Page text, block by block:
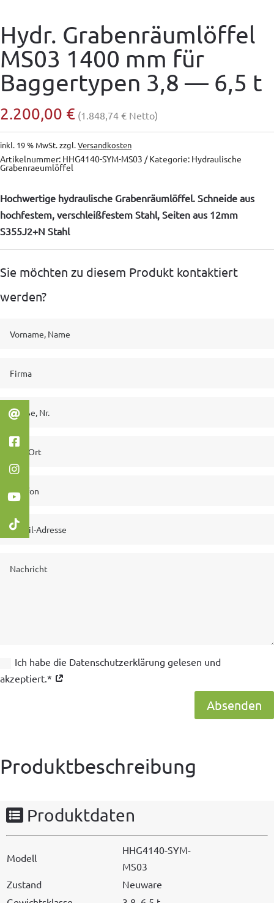
Hydr. Grabenräumlöffel
MS03 1400 mm für
Baggertypen 3,8 — 6,5 t
2.200,00 € (1.848,74 € Netto)
inkl. 19 % MwSt.zzgl.Versandkosten
Artikelnummer: HHG4140-SYM-MS03 Kategorie: Hydraulische
Grabenraeumlöffel
Hochwertige hydraulische Grabenräumlöffel. Schneide aus
hochfestem, verschleißfestem Stahl, Seiten aus 12mm
S355J2+N Stahl
Sie möchten zu diesem Produkt kontaktiert
werden?
Ich habe die Datenschutzerklärung gelesen und
akzeptiert.*
Absenden
Produktbeschreibung
Produktdaten
Mod­ell
HHG4140-SYM-
MS03
Zus­tand
Neuware